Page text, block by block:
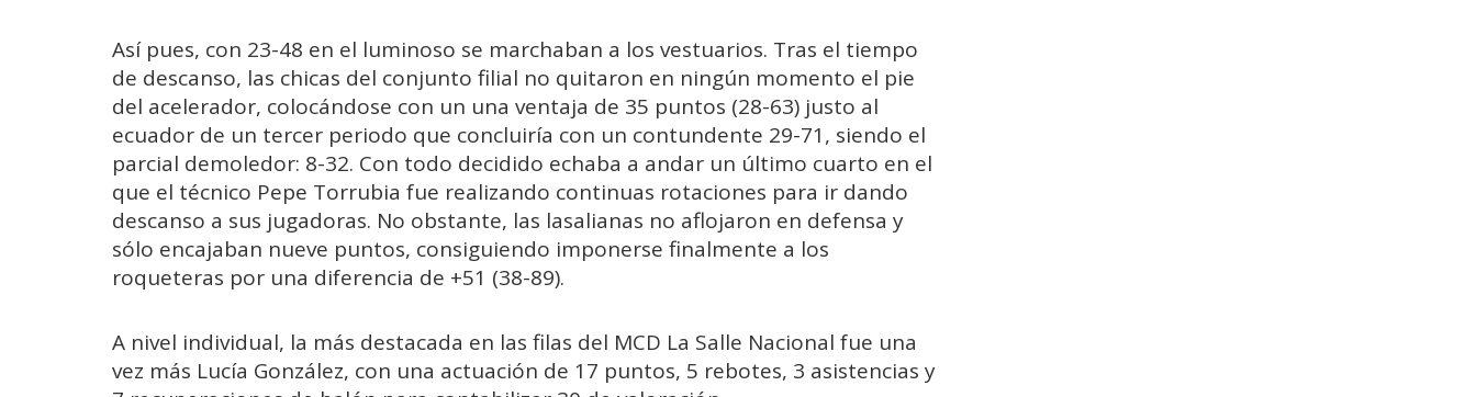
Así pues, con 23-48 en el luminoso se marchaban a los vestuarios. Tras el tiempo
de descanso, las chicas del conjunto filial no quitaron en ningún momento el pie
del acelerador, colocándose con un una ventaja de 35 puntos (28-63) justo al
ecuador de un tercer periodo que concluiría con un contundente 29-71, siendo el
parcial demoledor: 8-32. Con todo decidido echaba a andar un último cuarto en el
que el técnico Pepe Torrubia fue realizando continuas rotaciones para ir dando
descanso a sus jugadoras. No obstante, las lasalianas no aflojaron en defensa y
sólo encajaban nueve puntos, consiguiendo imponerse finalmente a los
roqueteras por una diferencia de +51 (38-89).
A nivel individual, la más destacada en las filas del MCD La Salle Nacional fue una
vez más Lucía González, con una actuación de 17 puntos, 5 rebotes, 3 asistencias y